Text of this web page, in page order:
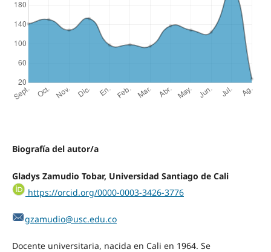
Biografía del autor/a
Gladys Zamudio Tobar, Universidad Santiago de Cali
https://orcid.org/0000-0003-3426-3776
gzamudio@usc.edu.co
Docente universitaria, nacida en Cali en 1964. Se